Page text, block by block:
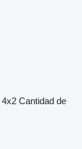
4x2 Cantidad de